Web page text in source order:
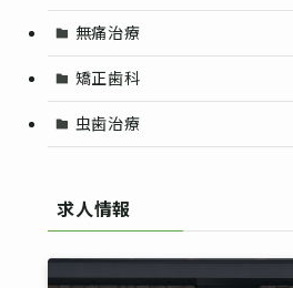
無痛治療
矯正歯科
虫歯治療
求人情報